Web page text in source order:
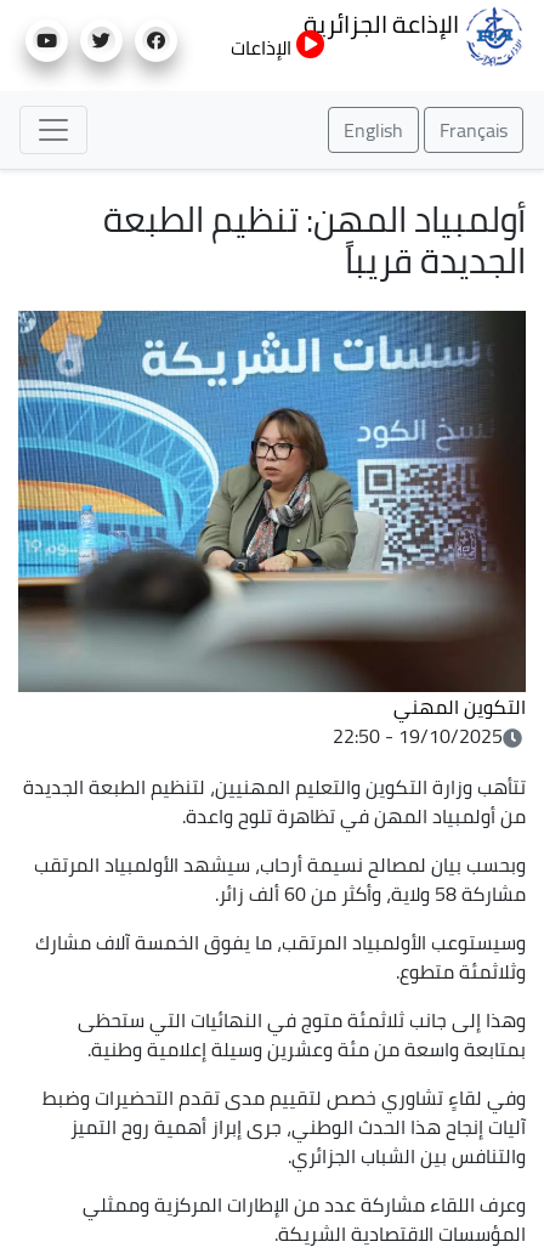
إلى
الإذاعة الجزائرية
الإذاعات
Français
English
أولمبياد المهن: تنظيم الطبعة
الجديدة قريباً
التكوين المهني
19/10/2025 - 22:50
تتأهب وزارة التكوين والتعليم المهنيين، لتنظيم الطبعة الجديدة
من أولمبياد المهن في تظاهرة تلوح واعدة.
وبحسب بيان لمصالح نسيمة أرحاب، سيشهد الأولمبياد المرتقب
مشاركة 58 ولاية، وأكثر من 60 ألف زائر.
وسيستوعب الأولمبياد المرتقب، ما يفوق الخمسة آلاف مشارك
وثلاثمئة متطوع.
وهذا إلى جانب ثلاثمئة متوج في النهائيات التي ستحظى
بمتابعة واسعة من مئة وعشرين وسيلة إعلامية وطنية.
وفي لقاءٍ تشاوري خصص لتقييم مدى تقدم التحضيرات وضبط
آليات إنجاح هذا الحدث الوطني، جرى إبراز أهمية روح التميز
والتنافس بين الشباب الجزائري.
وعرف اللقاء مشاركة عدد من الإطارات المركزية وممثلي
المؤسسات الاقتصادية الشريكة.